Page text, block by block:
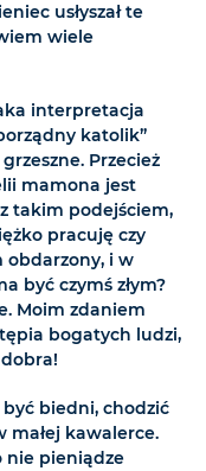
usłyszał te
wiele
interpretacja
katolik”
Przecież
mamona jest
takim podejściem,
pracuję czy
obdarzony, i w
być czymś złym?
Moim zdaniem
bogatych ludzi,
biedni, chodzić
małej kawalerce.
nie pieniądze